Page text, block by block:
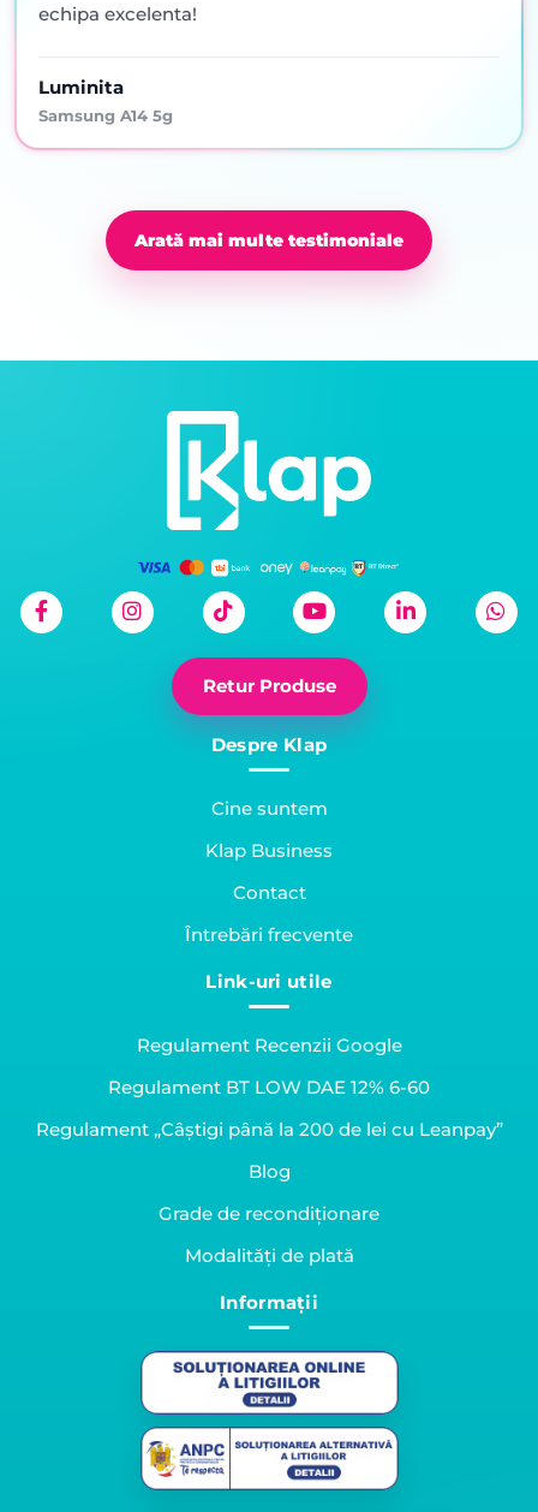
echipa excelenta!
Luminita
Samsung A14 5g
Arată mai multe testimoniale
Retur Produse
Despre Klap
Cine suntem
Klap Business
Contact
Întrebări frecvente
Link-uri utile
Regulament Recenzii Google
Regulament BT LOW DAE 12% 6-60
Regulament „Câștigi până la 200 de lei cu Leanpay”
Blog
Grade de recondiționare
Modalități de plată
Informații